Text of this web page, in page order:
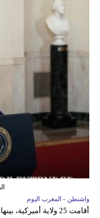
واشنطن - المغرب اليوم
أقامت 25 ولاية